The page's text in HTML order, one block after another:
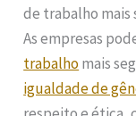
de trabalho mais
As empresas
trabalhomais
igualdade de